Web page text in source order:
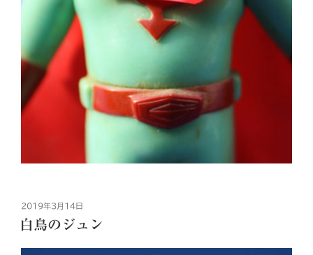
投
稿
日:
2019年3月14日
白鳥のジュン